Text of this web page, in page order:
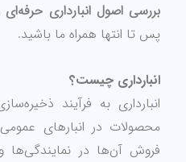
بررسی اصول انبارداری
پس تا انتها همراه ما باشید.
انبارداری چیست؟
انبارداری به فرآیند
محصولات در انبارهای
فروش آن‌ها در نمایندگی‌ها